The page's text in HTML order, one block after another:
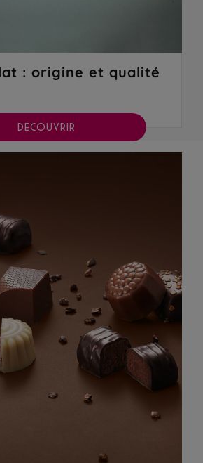
: origine et qualité
DÉCOUVRIR